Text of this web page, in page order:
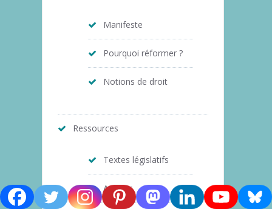
Manifeste
Pourquoi réformer ?
Notions de droit
Ressources
Textes législatifs
Acteurs